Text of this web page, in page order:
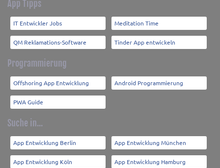
App Tipps
IT Entwickler Jobs Meditation Time
QM Reklamations-Software Tinder App entwickeln
Programmierung
Offshoring App Entwicklung Android Programmierung
PWA Guide
Suche in...
App Entwicklung Berlin App Entwicklung München
App Entwicklung Köln App Entwicklung Hamburg